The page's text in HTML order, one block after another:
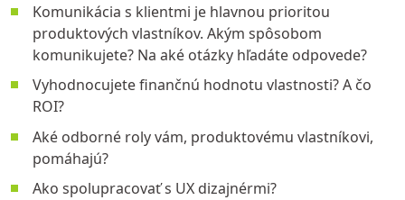
Komunikácia s klientmi je hlavnou prioritou
produktových vlastníkov. Akým spôsobom
komunikujete? Na aké otázky hľadáte odpovede?
Vyhodnocujete finančnú hodnotu vlastnosti? A čo
ROI?
Aké odborné roly vám, produktovému vlastníkovi,
pomáhajú?
Ako spolupracovať s UX dizajnérmi?